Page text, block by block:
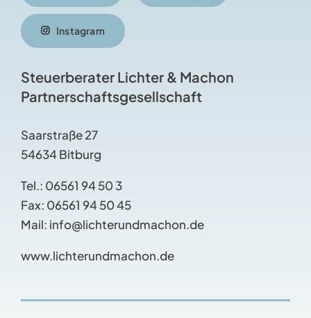
Instagram
Steuerberater Lichter & Machon
Partnerschaftsgesellschaft
Saarstraße 27
54634 Bitburg
Tel.: 06561 94 50 3
Fax: 06561 94 50 45
Mail: info@lichterundmachon.de
www.lichterundmachon.de